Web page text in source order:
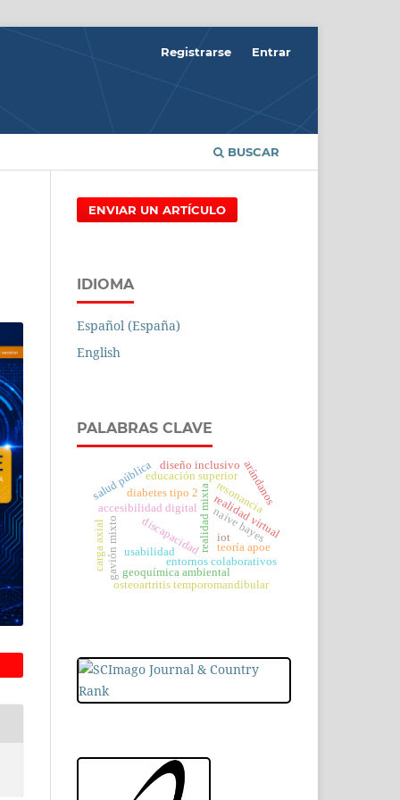
BUSCAR
Registrarse Entrar
ENVIAR UN ARTÍCULO
IDIOMA
Español (España)
English
PALABRAS CLAVE
realidad mixta
educación superior
entornos colaborativos
realidad virtual
accesibilidad digital
diseño inclusivo
discapacidad
usabilidad
diabetes tipo 2
naive bayes
salud pública resonancia
gavión mixto
carga axial
osteoartritis temporomandibular
geoquímica ambiental
teoría apoe
iot
arándanos